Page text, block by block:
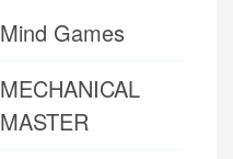
Mind Games
MECHANICAL
MASTER